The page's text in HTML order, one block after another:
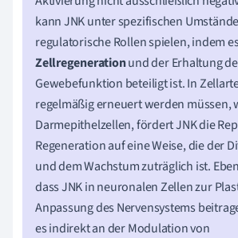
kann JNK unter spezifischen
regulatorische Rollen spielen, indem
Zellregenerationund der Erhaltung
Gewebefunktion beteiligt ist. In
regelmäßig erneuert werden müssen,
Darmepithelzellen, fördert JNK die
Regeneration auf eine Weise, die der
und dem Wachstum zuträglich ist.
dass JNK in neuronalen Zellen zur
Anpassung des Nervensystems
es indirekt an der Modulation von